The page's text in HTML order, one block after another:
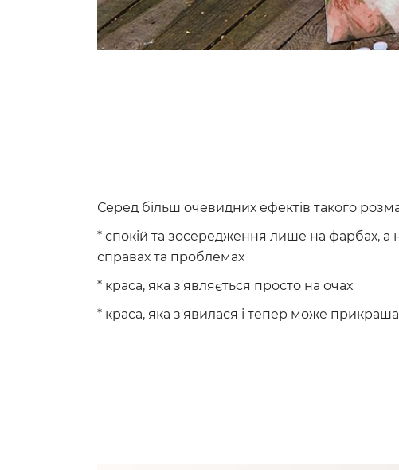
Серед більш очевидних ефектів такого
* спокій та зосередження лише на фарбах, а
справах та проблемах
* краса, яка з'являється просто на очах
* краса, яка з'явилася і тепер може